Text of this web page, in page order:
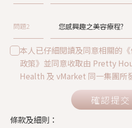
問題2
本人已仔細閱讀及同意相關的
政策》並同意收取由 Pretty
Health 及 vMarket 同一集團所
確認提交
條款及細則：